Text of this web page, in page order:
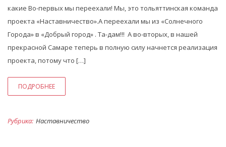
какие Во-первых мы переехали! Мы, это тольяттинская команда
проекта «Наставничество».А переехали мы из «Солнечного
Города» в «Добрый город» . Та-дам!!! А во-вторых, в нашей
прекрасной Самаре теперь в полную силу начнется реализация
проекта, потому что […]
ПОДРОБНЕЕ
Рубрика: Наставничество